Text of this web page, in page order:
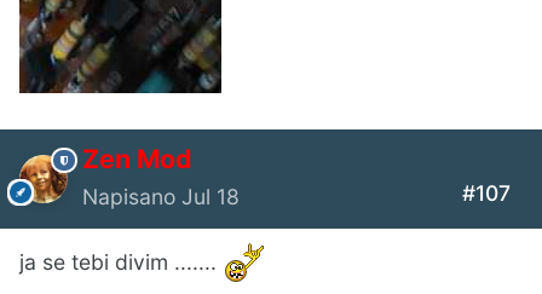
Zen Mod
Napisano Jul 18 #107
ja se tebi divim .......